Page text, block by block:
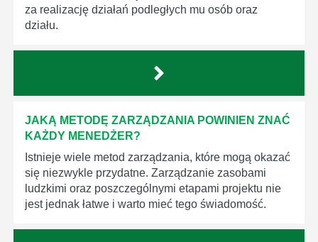
za realizację działań podległych mu osób oraz
działu.
JAKĄ METODĘ ZARZĄDZANIA POWINIEN ZNAĆ
KAŻDY MENEDŻER?
Istnieje wiele metod zarządzania, które mogą okazać
się niezwykle przydatne. Zarządzanie zasobami
ludzkimi oraz poszczególnymi etapami projektu nie
jest jednak łatwe i warto mieć tego świadomość.